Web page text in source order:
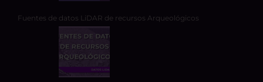
Fuentes de datos LiDAR de recursos Arqueológicos